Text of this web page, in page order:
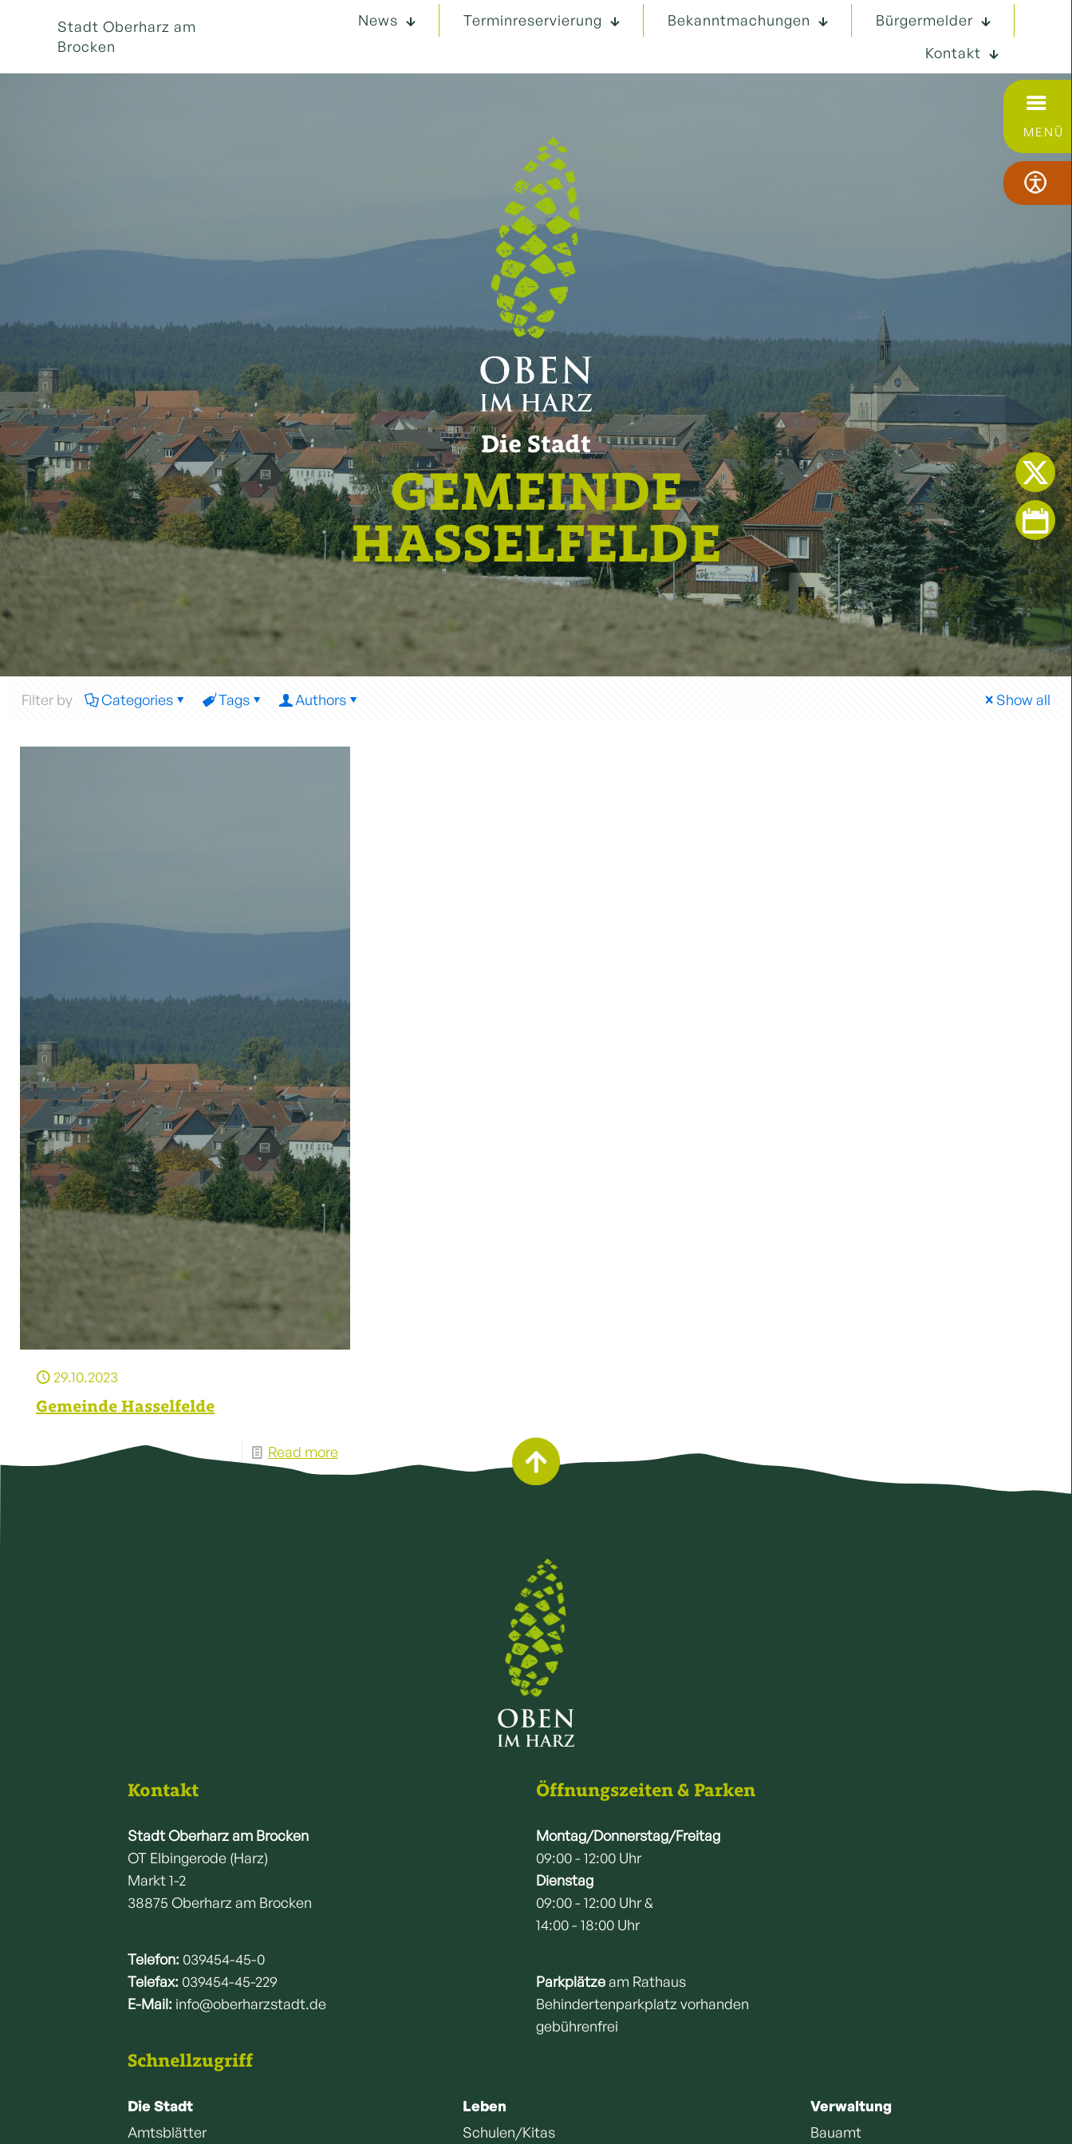
MENÜ
Stadt Oberharz am
Brocken
News Terminreservierung Bekanntmachungen
Bürgermelder
Kontakt
Die Stadt
GEMEINDE
HASSELFELDE
Filter by Categories Tags Authors Show all
29.10.2023
Gemeinde Hasselfelde
Read more
Kontakt
Stadt Oberharz am Brocken
OT Elbingerode (Harz)
Markt 1-2
38875 Oberharz am Brocken
Telefon: 039454-45-0
Telefax: 039454-45-229
E-Mail: info@oberharzstadt.de
Öffnungszeiten & Parken
Montag/Donnerstag/Freitag
09:00 - 12:00 Uhr
Dienstag
09:00 - 12:00 Uhr &
14:00 - 18:00 Uhr
Parkplätzeam Rathaus
Behindertenparkplatz vorhanden
gebührenfrei
Schnellzugriff
Die Stadt
Amtsblätter
Leben
Schulen/Kitas
Verwaltung
Bauamt